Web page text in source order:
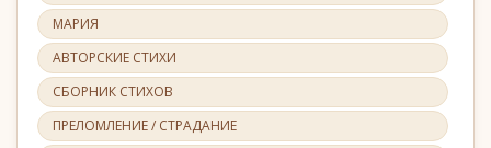
МАРИЯ
АВТОРСКИЕ СТИХИ
СБОРНИК СТИХОВ
ПРЕЛОМЛЕНИЕ / СТРАДАНИЕ